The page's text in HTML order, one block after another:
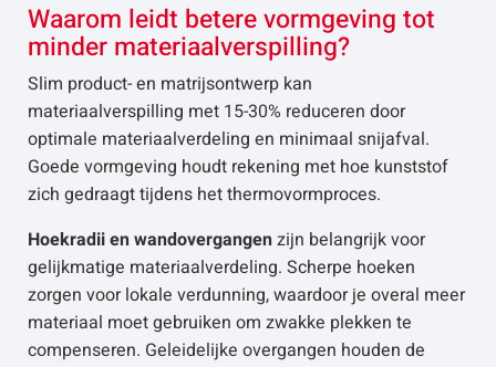
Waarom leidt betere vormgeving tot
minder materiaalverspilling?
Slim product- en matrijsontwerp kan
materiaalverspilling met 15-30% reduceren door
optimale materiaalverdeling en minimaal snijafval.
Goede vormgeving houdt rekening met hoe kunststof
zich gedraagt tijdens het thermovormproces.
Hoekradii en wandovergangenzijn belangrijk voor
gelijkmatige materiaalverdeling. Scherpe hoeken
zorgen voor lokale verdunning, waardoor je overal meer
materiaal moet gebruiken om zwakke plekken te
compenseren. Geleidelijke overgangen houden de